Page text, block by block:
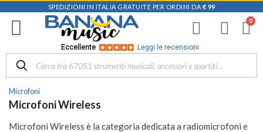
SPEDIZIONI IN ITALIA GRATUITE PER ORDINI DA € 99
Eccellente Leggi le recensioni
Microfoni
Microfoni Wireless
Microfoni Wireless è la categoria dedicata a radiomicrofoni e